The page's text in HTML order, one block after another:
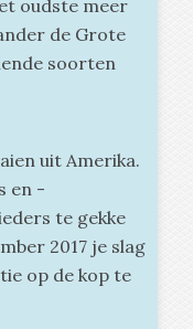
oudste meer
de Grote
soorten
uit Amerika.
en -
te gekke
2017 je slag
op de kop te